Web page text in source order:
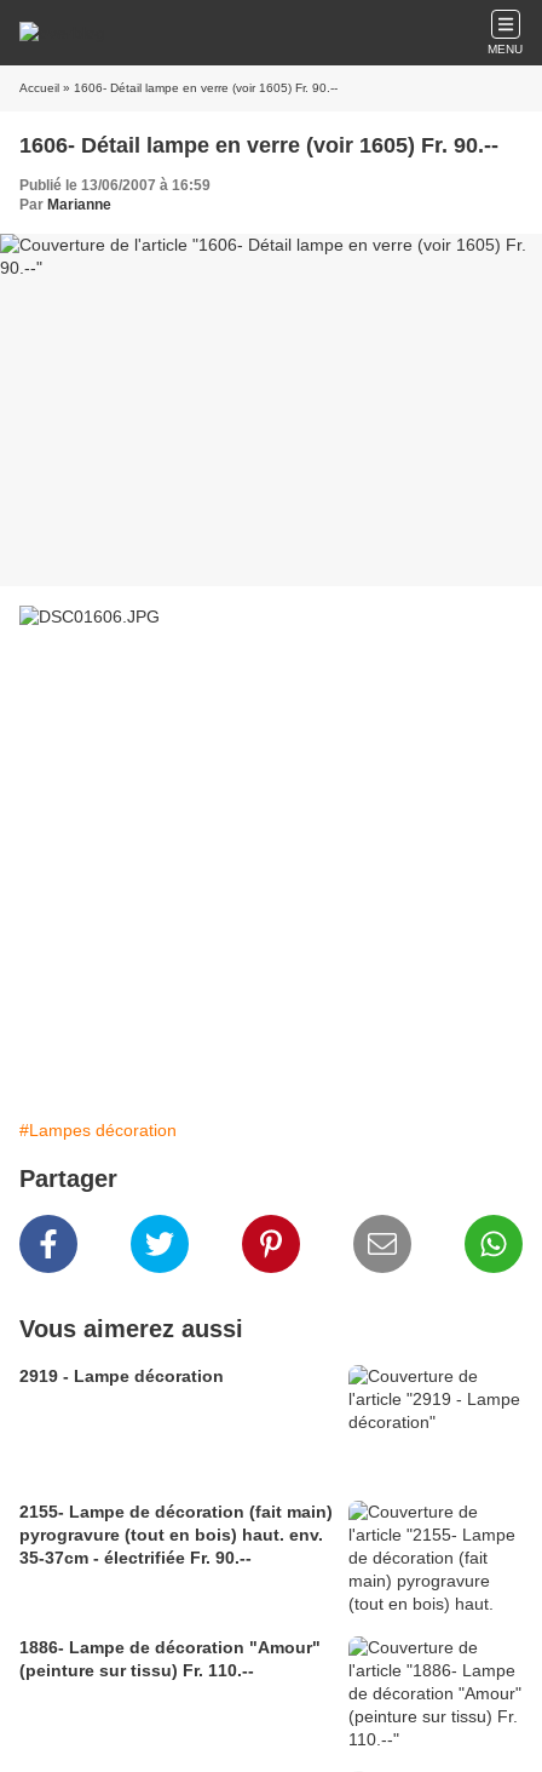
MENU
Accueil » 1606- Détail lampe en verre (voir 1605) Fr. 90.--
1606- Détail lampe en verre (voir 1605) Fr. 90.--
Publié le 13/06/2007 à 16:59
Par Marianne
#Lampes décoration
Partager
Vous aimerez aussi
2919 - Lampe décoration
2155- Lampe de décoration (fait main)
pyrogravure (tout en bois) haut. env.
35-37cm - électrifiée Fr. 90.--
1886- Lampe de décoration "Amour"
(peinture sur tissu) Fr. 110.--